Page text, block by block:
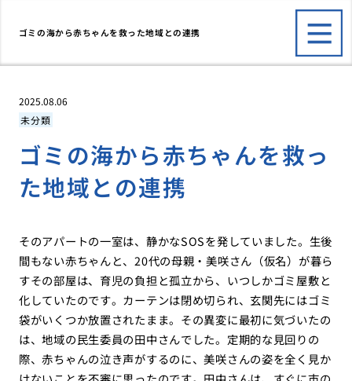
ゴミの海から赤ちゃんを救った地域との連携
2025.08.06
未分類
ゴミの海から赤ちゃんを救っ
た地域との連携
そのアパートの一室は、静かなSOSを発していました。生後
間もない赤ちゃんと、20代の母親・美咲さん（仮名）が暮ら
すその部屋は、育児の負担と孤立から、いつしかゴミ屋敷と
化していたのです。カーテンは閉め切られ、玄関先にはゴミ
袋がいくつか放置されたまま。その異変に最初に気づいたの
は、地域の民生委員の田中さんでした。定期的な見回りの
際、赤ちゃんの泣き声がするのに、美咲さんの姿を全く見か